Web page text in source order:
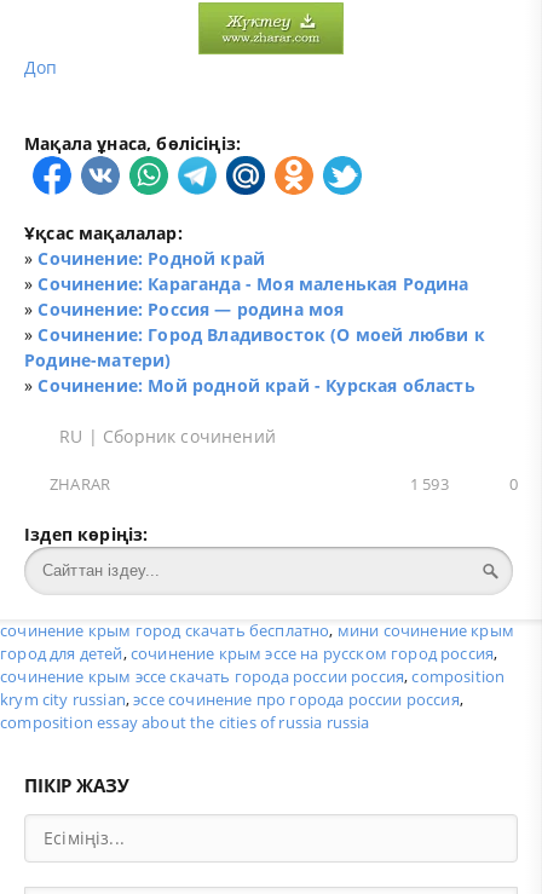
Доп
Мақала ұнаса, бөлісіңіз:
Ұқсас мақалалар:
»Сочинение: Родной край
»Сочинение: Караганда - Моя маленькая Родина
»Сочинение: Россия — родина моя
»Сочинение: Город Владивосток (О моей любви к
Родине-матери)
»Сочинение: Мой родной край - Курская область
RU | Сборник сочинений
ZHARAR 0
1 593
Іздеп көріңіз:
сочинение крым город скачать бесплатно, мини сочинение крым
город для детей,сочинение крым эссе на русском город россия,
сочинение крым эссе скачать города россии россия,composition
krym city russian,эссе сочинение про города россии россия,
composition essay about the cities of russia russia
ПІКІР ЖАЗУ